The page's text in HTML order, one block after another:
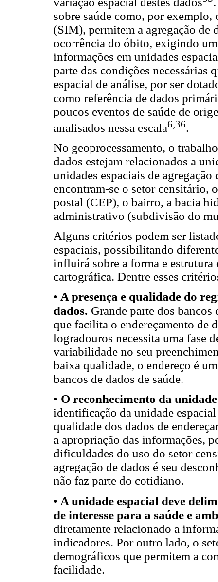
sobre saúde como, por
(SIM), permitem a agregação
ocorrência do óbito, exigindo
informações em unidades
parte das condições necessárias
espacial de análise, por ser
como referência de dados
poucos eventos de saúde de
analisados nessa escala6,36.
No geoprocessamento, o
dados estejam relacionados a
unidades espaciais de
encontram-se o setor censitário,
postal (CEP), o bairro, a bacia
administrativo (subdivisão do
Alguns critérios podem ser
espaciais, possibilitando
influirá sobre a forma e estrutura
cartográfica. Dentre esses
• A presença e qualidade do
dados. Grande parte dos
que facilita o endereçamento de
logradouros necessita uma fase
variabilidade no seu
baixa qualidade, o endereço é
bancos de dados de saúde.
• O reconhecimento da
identificação da unidade
qualidade dos dados de
a apropriação das informações,
dificuldades do uso do setor
agregação de dados é seu
não faz parte do cotidiano.
• A unidade espacial deve
de interesse para a saúde e
diretamente relacionado a
indicadores. Por outro lado, o
demográficos que permitem a
facilidade.